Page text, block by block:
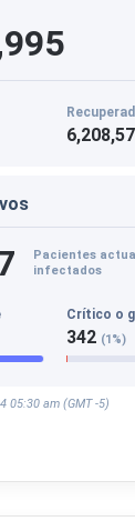
Pacientes
infectados
Crítico o
342 (1%)
05:30 am (GMT -5)